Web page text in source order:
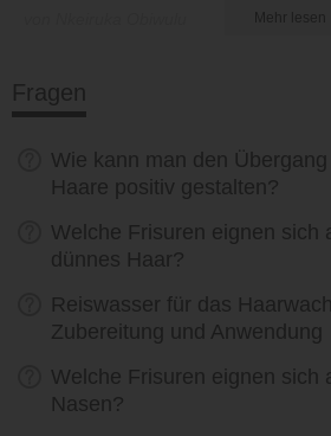
Fragen
Wie kann man den
Haare positiv gestalten?
Welche Frisuren eignen sich
dünnes Haar?
Reiswasser für das
Zubereitung und Anwendung
Welche Frisuren eignen sich
Nasen?